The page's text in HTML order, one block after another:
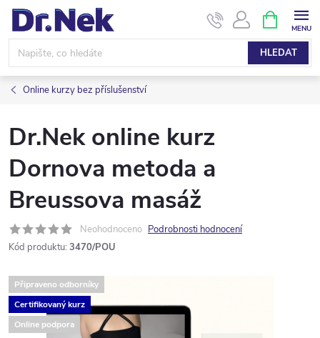
Přejít
obsah
HLEDAT
NÁKUPNÍ
KOŠÍK
Online kurzy bez příslušenství
Dr.Nek online kurz
Dornova metoda a
Breussova masáž
Neohodnoceno Podrobnosti hodnocení
Kód produktu: 3470/POU
Připraveno odborníky
Certifikovaný kurz
Online podpora